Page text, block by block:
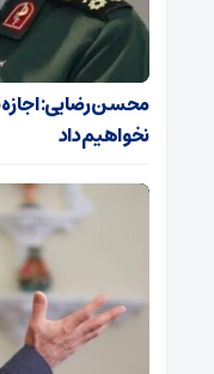
محسن رضایی: اجازه
نخواهیم داد